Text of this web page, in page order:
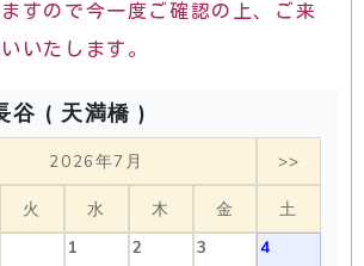
すので今一度ご確認の上、ご来
いたします。
谷 ( 天満橋 )
2026年7月 >>
火 水 木 金
土
1
2 3 4